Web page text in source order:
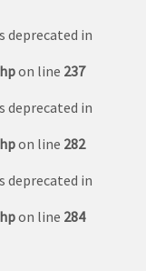
deprecated in
on line 237
deprecated in
on line 282
deprecated in
on line 284